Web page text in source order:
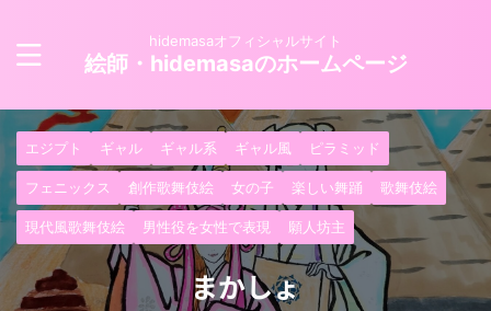
hidemasaオフィシャルサイト
絵師・hidemasaのホームページ
エジプト ギャル ギャル系 ギャル風 ピラミッド
フェニックス 創作歌舞伎絵 女の子 楽しい舞踊 歌舞伎絵
現代風歌舞伎絵 男性役を女性で表現 願人坊主
まかしょ